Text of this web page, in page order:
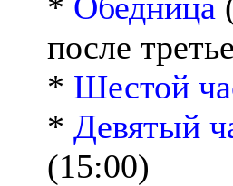
после
* Шестой
* Девятый
(15:00)